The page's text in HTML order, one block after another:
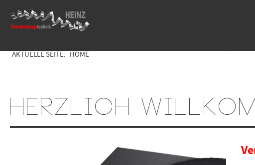
AKTUELLE SEITE: HOME
HERZLICH